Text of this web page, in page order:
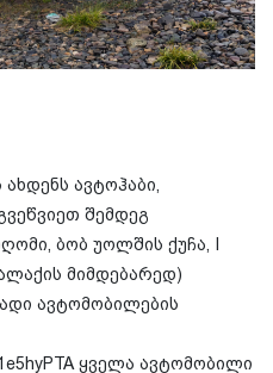
ავტოჰაბი,
შემდეგ
ბობ უოლშის ქუჩა, I
მიმდებარედ)
ავტომობილების
ყველა ავტომობილი